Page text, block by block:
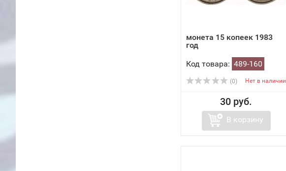
монета 15 копеек 1983
год
Код товара: 489-160
(0) Нет в наличии
30 руб.
В корзину